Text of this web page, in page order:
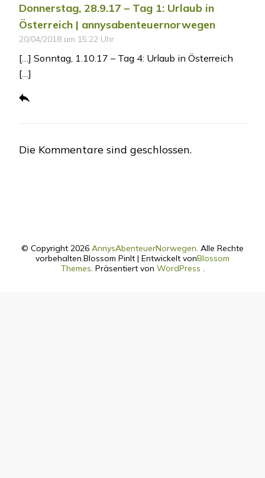
Donnerstag, 28.9.17 – Tag 1: Urlaub in
Österreich | annysabenteuernorwegen
20/04/2018 um 15:22 Uhr
[…] Sonntag, 1.10.17 – Tag 4: Urlaub in Österreich
[…]
Die Kommentare sind geschlossen.
© Copyright 2026 AnnysAbenteuerNorwegen. Alle Rechte
vorbehalten.Blossom PinIt | Entwickelt vonBlossom
Themes. Präsentiert von WordPress .